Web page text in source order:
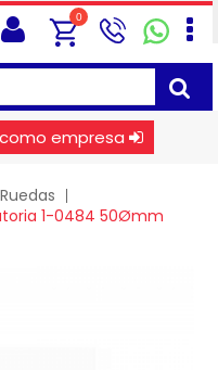
0
empresa
Ruedas
1-0484 50Ømm